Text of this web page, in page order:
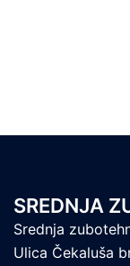
SREDNJA
Srednja
Ulica Čekaluša